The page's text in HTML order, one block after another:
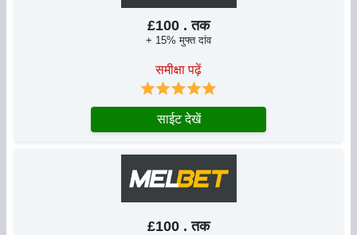
£100 . तक
+ 15% मुफ्त दांव
समीक्षा पढ़ें
साईट देखें
£100 . तक